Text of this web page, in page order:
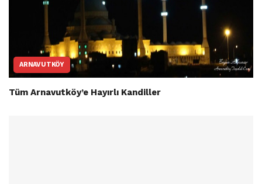
ARNAVUTKÖY
Tüm Arnavutköy’e Hayırlı Kandiller